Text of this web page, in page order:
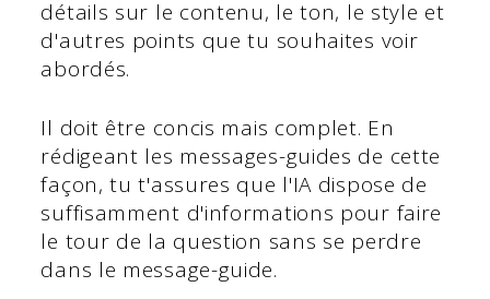
détails sur le contenu, le ton, le style et
d'autres points que tu souhaites voir
abordés.
Il doit être concis mais complet. En
rédigeant les messages-guides de cette
façon, tu t'assures que l'IA dispose de
suffisamment d'informations pour faire
le tour de la question sans se perdre
dans le message-guide.